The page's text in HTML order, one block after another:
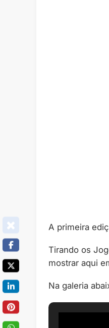
A primeira
Tirando os
mostrar aqui
Na galeria